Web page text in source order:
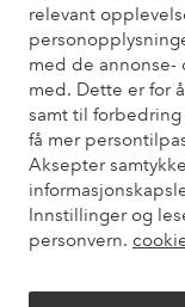
relevant
med de annonse-
med. Dette er for
samt til forbedring
få mer
Aksepter
Innstillinger og
personvern.
Sikre
Vil du vite